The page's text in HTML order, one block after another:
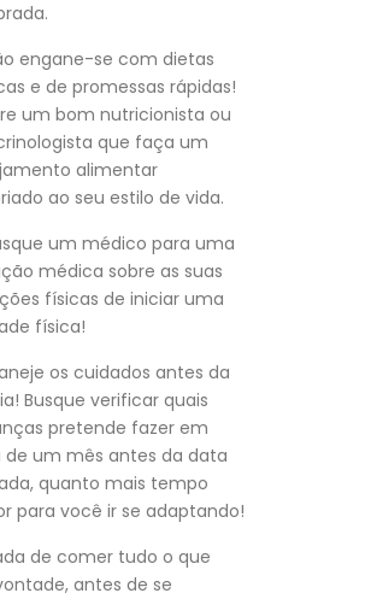
engane-se com dietas
e de promessas rápidas!
um bom nutricionista ou
que faça um
alimentar
ao seu estilo de vida.
um médico para uma
médica sobre as suas
físicas de iniciar uma
física!
os cuidados antes da
Busque verificar quais
pretende fazer em
de um mês antes da data
quanto mais tempo
para você ir se adaptando!
de comer tudo o que
antes de se